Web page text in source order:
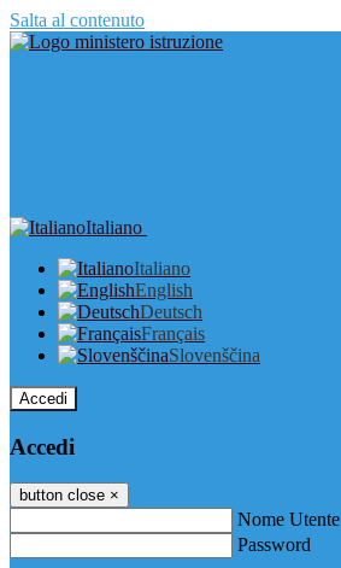
Salta al contenuto
Italiano
Italiano
English
Deutsch
Français
Slovenščina
Accedi
Accedi
button close ×
Nome Utente
Password